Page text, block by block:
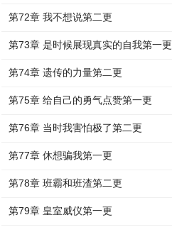
第72章 我不想说第二更
第73章 是时候展现真实的自我第一更
第74章 遗传的力量第二更
第75章 给自己的勇气点赞第一更
第76章 当时我害怕极了第二更
第77章 休想骗我第一更
第78章 班霸和班渣第二更
第79章 皇室威仪第一更